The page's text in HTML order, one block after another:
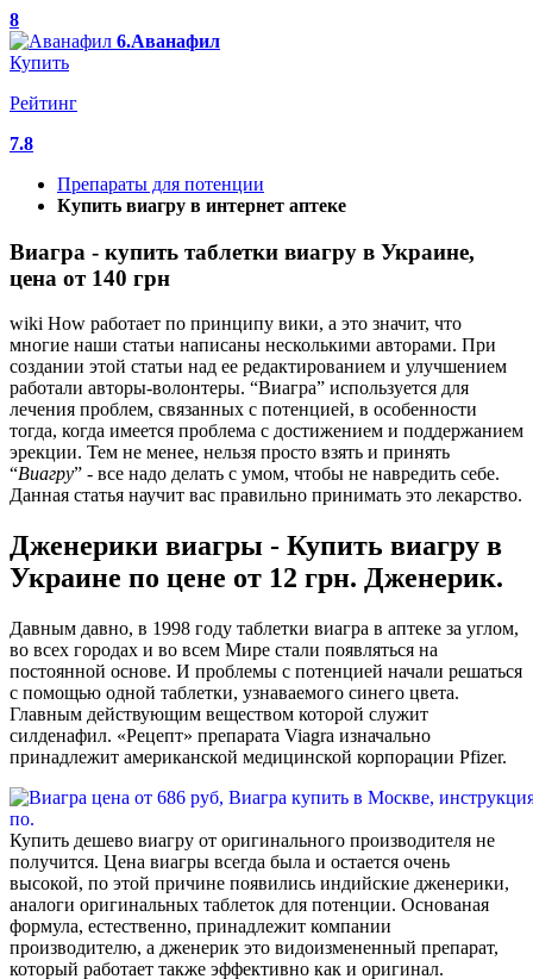
8
6.Аванафил
Купить
Рейтинг
7.8
Препараты для потенции
Купить виагру в интернет аптеке
Виагра - купить таблетки виагру в Украине,
цена от 140 грн
wiki How работает по принципу вики, а это значит, что
многие наши статьи написаны несколькими авторами. При
создании этой статьи над ее редактированием и улучшением
работали авторы-волонтеры. “Виагра” используется для
лечения проблем, связанных с потенцией, в особенности
тогда, когда имеется проблема с достижением и поддержанием
эрекции. Тем не менее, нельзя просто взять и принять
“Виагру” - все надо делать с умом, чтобы не навредить себе.
Данная статья научит вас правильно принимать это лекарство.
Дженерики виагры - Купить виагру в
Украине по цене от 12 грн. Дженерик.
Давным давно, в 1998 году таблетки виагра в аптеке за углом,
во всех городах и во всем Мире стали появляться на
постоянной основе. И проблемы с потенцией начали решаться
с помощью одной таблетки, узнаваемого синего цвета.
Главным действующим веществом которой служит
силденафил. «Рецепт» препарата Viagra изначально
принадлежит американской медицинской корпорации Pfizer.
Купить дешево виагру от оригинального производителя не
получится. Цена виагры всегда была и остается очень
высокой, по этой причине появились индийские дженерики,
аналоги оригинальных таблеток для потенции. Основаная
формула, естественно, принадлежит компании
производителю, а дженерик это видоизмененный препарат,
который работает также эффективно как и оригинал.